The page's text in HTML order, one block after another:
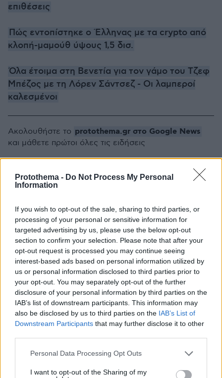
Protothema - Do Not Process My Personal
Information
If you wish to opt-out of the sale, sharing to third parties, or
processing of your personal or sensitive information for
targeted advertising by us, please use the below opt-out
section to confirm your selection. Please note that after your
opt-out request is processed you may continue seeing
interest-based ads based on personal information utilized by
us or personal information disclosed to third parties prior to
your opt-out. You may separately opt-out of the further
disclosure of your personal information by third parties on the
IAB’s list of downstream participants. This information may
also be disclosed by us to third parties on the IAB’s List of
Downstream Participants that may further disclose it to other
Please note that this website/app uses one or more Google
not limited to your visit or usage behaviour. You may click to
Personal Data Processing Opt Outs
I want to opt-out of the Sharing of my
επιθέσεις
Πώς εντοπίστηκε ο Έλληνας με τα crypto από
κλοπή-μαμούθ ύψους 1,5 δισ.
Όλα έτοιμα στη Βενετία για τον γάμο του Τζεφ
Μπέζος με τη Λόρεν Σάντσεζ - Οι λαμπεροί
καλεσμένοι
Σχετικά Άρθρα
Ακολουθήστε το protothema.gr στο Google News
και μάθετε πρώτοι όλες τις ειδήσεις
και τον Κόσμο, τη στιγμή που συμβαίνουν, στο
Protothema.gr